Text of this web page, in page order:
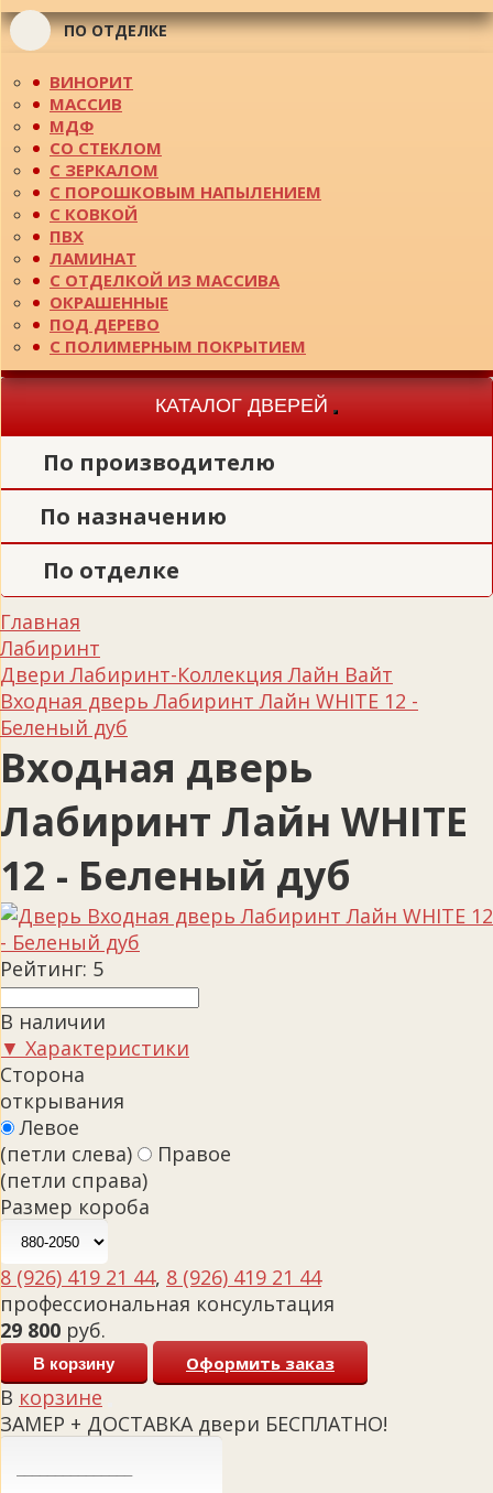
ПО ОТДЕЛКЕ
ВИНОРИТ
МАССИВ
МДФ
СО СТЕКЛОМ
С ЗЕРКАЛОМ
С ПОРОШКОВЫМ НАПЫЛЕНИЕМ
С КОВКОЙ
ПВХ
ЛАМИНАТ
С ОТДЕЛКОЙ ИЗ МАССИВА
ОКРАШЕННЫЕ
ПОД ДЕРЕВО
С ПОЛИМЕРНЫМ ПОКРЫТИЕМ
КАТАЛОГ ДВЕРЕЙ
Toggle
navigation
По производителю
По назначению
По отделке
Главная
Лабиринт
Двери Лабиринт-Коллекция Лайн Вайт
Входная дверь Лабиринт Лайн WHITE 12 -
Беленый дуб
Входная дверь
Лабиринт Лайн WHITE
12 - Беленый дуб
Рейтинг: 5
В наличии
▼ Характеристики
Сторона
открывания
Левое
(петли слева)
Правое
(петли справа)
Размер короба
8 (926) 419 21 44, 8 (926) 419 21 44
профессиональная консультация
29 800 руб.
В корзину Оформить заказ
В корзине
ЗАМЕР + ДОСТАВКА двери БЕСПЛАТНО!